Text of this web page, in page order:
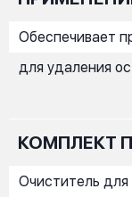
Обеспечивает
для удаления
КОМПЛЕКТ
Очиститель